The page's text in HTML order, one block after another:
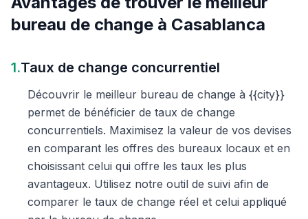
bureau de change à Casablanca
1.Taux de change concurrentiel
Découvrir le meilleur bureau de change à {{city}}
permet de bénéficier de taux de change
concurrentiels. Maximisez la valeur de vos devises
en comparant les offres des bureaux locaux et en
choisissant celui qui offre les taux les plus
avantageux. Utilisez notre outil de suivi afin de
comparer le taux de change réel et celui appliqué